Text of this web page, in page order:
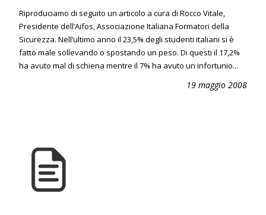
Riproduciamo di seguito un articolo a cura di Rocco Vitale,
Presidente dell’Aifos, Associazione Italiana Formatori della
Sicurezza. Nell’ultimo anno il 23,5% degli studenti italiani si è
fatto male sollevando o spostando un peso. Di questi il 17,2%
ha avuto mal di schiena mentre il 7% ha avuto un infortunio...
19 maggio 2008